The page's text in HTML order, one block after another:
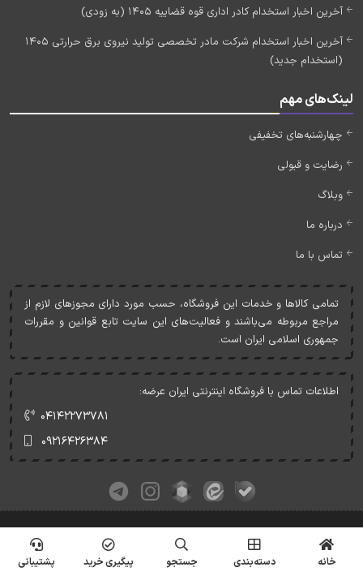
آخرین اخبار استخدام کادر اداری قوه قضاییه 1405 (به زودی)
آخرین اخبار استخدام شرکت مادر تخصصی تولید نیروی برق حرارتی 1405
(استخدام جدید)
لینک‌های مهم
چهارشنبه‌های تخفیفی
رضایت و قبولی
وبلاگ
درباره ما
تماس با ما
تمامی کالاها و خدمات اين فروشگاه، حسب مورد دارای مجوزهای لازم از
مراجع مربوطه می‌باشند و فعاليت‌های اين سايت تابع قوانين و مقررات
جمهوری اسلامی ايران است.
اطلاعات تماس با فروشگاه اینترنتی ایران عرضه:
۰۴۱۴۲۲۷۳۷۸۱
۰۹۲۱۶۴۲۶۳۸۴
کلیه حقوق این وبسایت متعلق به ایران عرضه می‌باشد.
© Copyrights - IranArze.ir - 1405
خانه دسته‌بندی جستجو پیگیری خرید پشتیبانی